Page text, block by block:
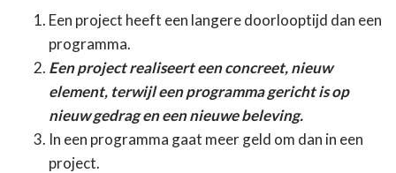
Een project heeft een langere doorlooptijd dan een
programma.
Een project realiseert een concreet, nieuw
element, terwijl een programma gericht is op
nieuw gedrag en een nieuwe beleving.
In een programma gaat meer geld om dan in een
project.